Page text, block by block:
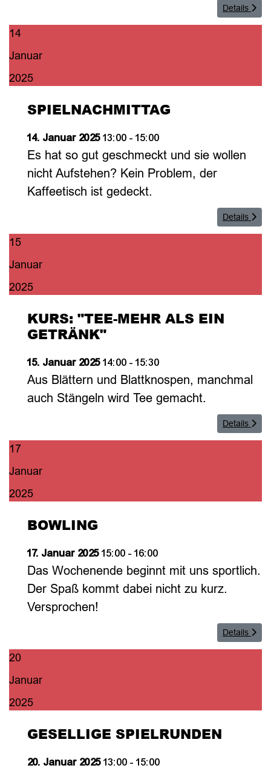
Details
14
Januar
2025
SPIELNACHMITTAG
14. Januar 202513:00 - 15:00
Es hat so gut geschmeckt und sie wollen
nicht Aufstehen? Kein Problem, der
Kaffeetisch ist gedeckt.
Details
15
Januar
2025
KURS: "TEE-MEHR ALS EIN
GETRÄNK"
15. Januar 202514:00 - 15:30
Aus Blättern und Blattknospen, manchmal
auch Stängeln wird Tee gemacht.
Details
17
Januar
2025
BOWLING
17. Januar 202515:00 - 16:00
Das Wochenende beginnt mit uns sportlich.
Der Spaß kommt dabei nicht zu kurz.
Versprochen!
Details
20
Januar
2025
GESELLIGE SPIELRUNDEN
20. Januar 202513:00 - 15:00